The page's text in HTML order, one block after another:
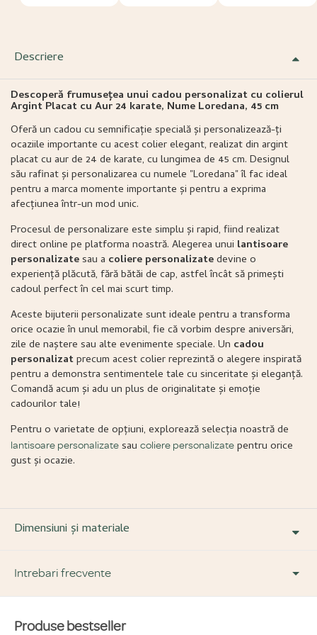
Descriere
Descoperă frumusețea unui cadou personalizat cu colierul
Argint Placat cu Aur 24 karate, Nume Loredana, 45 cm
Oferă un cadou cu semnificație specială și personalizează-ți
ocaziile importante cu acest colier elegant, realizat din argint
placat cu aur de 24 de karate, cu lungimea de 45 cm. Designul
său rafinat și personalizarea cu numele "Loredana" îl fac ideal
pentru a marca momente importante și pentru a exprima
afecțiunea într-un mod unic.
Procesul de personalizare este simplu și rapid, fiind realizat
direct online pe platforma noastră. Alegerea unui lantisoare
personalizatesau a coliere personalizatedevine o
experiență plăcută, fără bătăi de cap, astfel încât să primești
cadoul perfect în cel mai scurt timp.
Aceste bijuterii personalizate sunt ideale pentru a transforma
orice ocazie în unul memorabil, fie că vorbim despre aniversări,
zile de naștere sau alte evenimente speciale. Un cadou
personalizatprecum acest colier reprezintă o alegere inspirată
pentru a demonstra sentimentele tale cu sinceritate și eleganță.
Comandă acum și adu un plus de originalitate și emoție
cadourilor tale!
Pentru o varietate de opțiuni, explorează selecția noastră de
lantisoare personalizate sau coliere personalizate pentru orice
gust și ocazie.
Dimensiuni și materiale
Intrebari frecvente
DESPRE PRODUS ȘI MATERIALE
Produse bestseller